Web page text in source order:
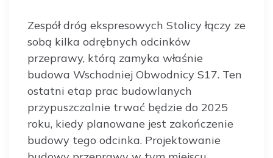
Zespół dróg ekspresowych Stolicy łączy ze
sobą kilka odrębnych odcinków
przeprawy, którą zamyka właśnie
budowa Wschodniej Obwodnicy S17. Ten
ostatni etap prac budowlanych
przypuszczalnie trwać będzie do 2025
roku, kiedy planowane jest zakończenie
budowy tego odcinka. Projektowanie